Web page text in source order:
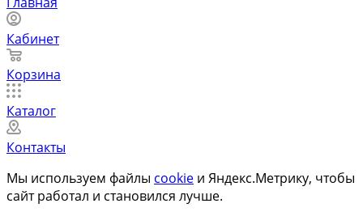
Кабинет
Корзина
Каталог
Контакты
Мы используем файлы cookie и Яндекс.Метрику, чтобы
сайт работал и становился лучше.